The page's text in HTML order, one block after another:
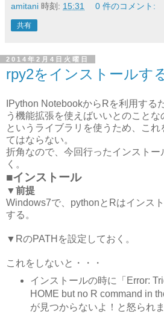
amitani 時刻: 15:31 0 件のコメント:
共有
2014年2月4日火曜日
rpy2をインストールす
IPython NotebookからRを利用する
う機能拡張を使えばいいとのこと
というライブラリを使うため、これ
てはならない。
折角なので、今回行ったインストー
く。
■インストール
▼前提
Windows7で、pythonとRはインス
する。
▼RのPATHを設定しておく。
これをしないと・・・
インストールの時に「Error:
HOME but no R command in
が見つからないよ！と怒られま